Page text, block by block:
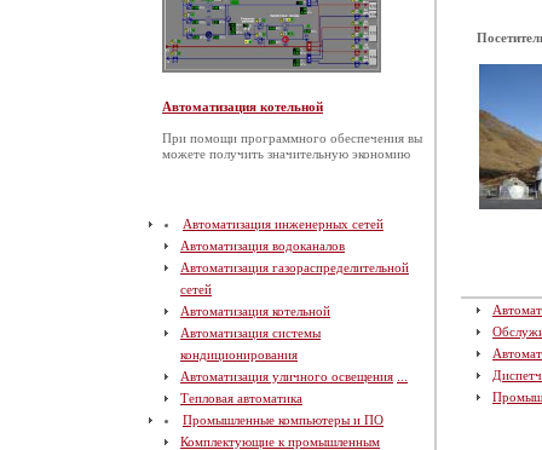
Автоматизация котельной
При помощи программного обеспечения вы
можете получить значительную экономию
Автоматизация инженерных сетей
Автоматизация водоканалов
Автоматизация газораспределительной
сетей
Автоматизация котельной
Автоматизация системы
кондиционирования
Автоматизация уличного освещения
Тепловая автоматика
Промышленные компьютеры и ПО
Комплектующие к промышленным